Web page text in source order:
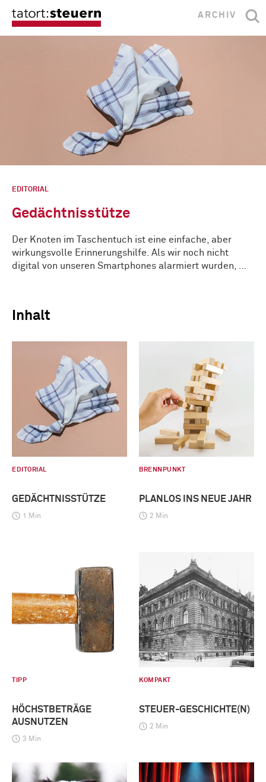
ARCHIV
EDITORIAL
Gedächtnisstütze
Der Knoten im Taschentuch ist eine einfache, aber
wirkungsvolle Erinnerungshilfe. Als wir noch nicht
digital von unseren Smartphones alarmiert wurden, …
Inhalt
EDITORIAL
GEDÄCHTNISSTÜTZE
1 Min
BRENNPUNKT
PLANLOS INS NEUE JAHR
2 Min
TIPP
HÖCHSTBETRÄGE
AUSNUTZEN
3 Min
KOMPAKT
STEUER-GESCHICHTE(N)
2 Min